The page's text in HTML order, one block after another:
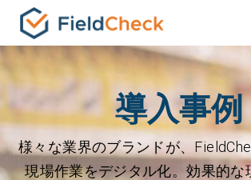
導入事例
様々な業界のブランドが、
現場作業をデジタル化。効果的な